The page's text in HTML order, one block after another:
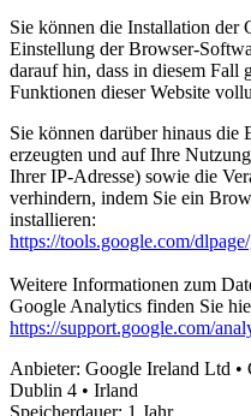
Sie können die Installation der
Einstellung der Browser-
darauf hin, dass in diesem Fall
Funktionen dieser Website
Sie können darüber hinaus die
erzeugten und auf Ihre
Ihrer IP-Adresse) sowie die
verhindern, indem Sie ein
installieren:
https://tools.google.com/
Weitere Informationen zum
Google Analytics finden Sie
https://support.google.com/
Anbieter: Google Ireland Ltd •
Dublin 4 • Irland
Speicherdauer: 1 Jahr